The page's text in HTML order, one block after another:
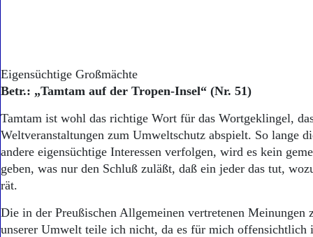
Eigensüchtige Großmächte
Betr.: „Tamtam auf der Tropen-Insel“ (Nr. 51)
Tamtam ist wohl das richtige Wort für das Wortgeklingel,
Weltveranstaltungen zum Umweltschutz abspielt. So lange
andere eigensüchtige Interessen verfolgen, wird es kein
geben, was nur den Schluß zuläßt, daß ein jeder das tut,
rät.
Die in der Preußischen Allgemeinen vertretenen Meinungen
unserer Umwelt teile ich nicht, da es für mich offensichtlich